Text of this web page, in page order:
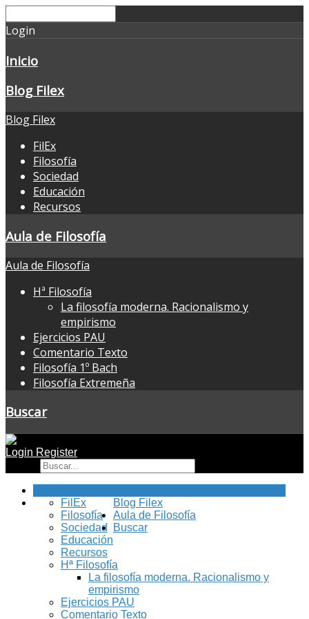
Login
Inicio
Blog Filex
Blog Filex
FilEx
Filosofía
Sociedad
Educación
Recursos
Aula de Filosofía
Aula de Filosofía
Hª Filosofía
La filosofía moderna. Racionalismo y
empirismo
Ejercicios PAU
Comentario Texto
Filosofía 1º Bach
Filosofía Extremeña
Buscar
Login Register
Blog Filex
FilEx
Filosofía
Sociedad
Educación
Recursos
Aula de Filosofía
Hª Filosofía
La filosofía moderna. Racionalismo y
empirismo
Ejercicios PAU
Comentario Texto
Buscar